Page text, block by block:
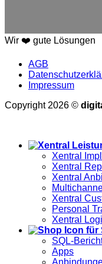
Wir ❤️ gute Lösungen
AGB
Impressum
Copyright 2026 ©
Xentral
Xentral
Xentral
Xentral
Personal
Xentral
SQL-
Apps